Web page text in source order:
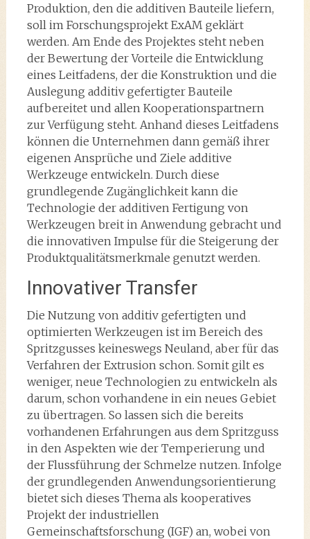
Produktion, den die additiven Bauteile liefern,
soll im Forschungsprojekt ExAM geklärt
werden. Am Ende des Projektes steht neben
der Bewertung der Vorteile die Entwicklung
eines Leitfadens, der die Konstruktion und die
Auslegung additiv gefertigter Bauteile
aufbereitet und allen Kooperationspartnern
zur Verfügung steht. Anhand dieses Leitfadens
können die Unternehmen dann gemäß ihrer
eigenen Ansprüche und Ziele additive
Werkzeuge entwickeln. Durch diese
grundlegende Zugänglichkeit kann die
Technologie der additiven Fertigung von
Werkzeugen breit in Anwendung gebracht und
die innovativen Impulse für die Steigerung der
Produktqualitätsmerkmale genutzt werden.
Innovativer Transfer
Die Nutzung von additiv gefertigten und
optimierten Werkzeugen ist im Bereich des
Spritzgusses keineswegs Neuland, aber für das
Verfahren der Extrusion schon. Somit gilt es
weniger, neue Technologien zu entwickeln als
darum, schon vorhandene in ein neues Gebiet
zu übertragen. So lassen sich die bereits
vorhandenen Erfahrungen aus dem Spritzguss
in den Aspekten wie der Temperierung und
der Flussführung der Schmelze nutzen. Infolge
der grundlegenden Anwendungsorientierung
bietet sich dieses Thema als kooperatives
Projekt der industriellen
Gemeinschaftsforschung (IGF) an, wobei von